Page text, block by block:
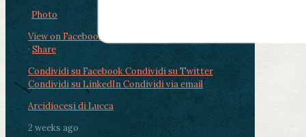
Photo
View on Facebook
· Share
Condividi su FacebookCondividi su Twitter
Condividi su LinkedInCondividi via email
Arcidiocesi di Lucca
2 weeks ago